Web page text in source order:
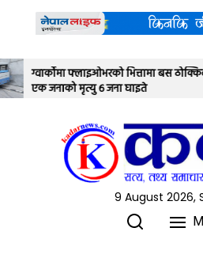
content
ठोक्किदा
देउवा पक्षयले
आज सर्वोच्च
9 August 2026,